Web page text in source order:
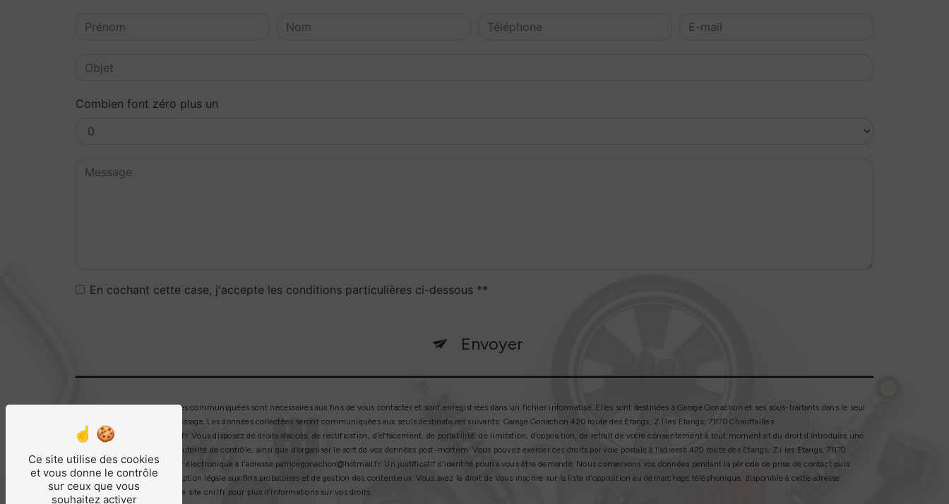
Combien font zéro plus un
En cochant cette case, j'accepte les conditions particulières ci-dessous **
Envoyer
** Les données personnelles communiquées sont nécessaires aux fins de vous contacter et sont enregistrées dans un fichier informatisé. Elles sont destinées à Garage Gonachon et ses sous-traitants dans le seul
but de répondre à votre message. Les données collectées seront communiquées aux seuls destinataires suivants: Garage Gonachon 420 route des Etangs, Z.I les Etangs, 71170 Chauffailles
patricegonachon@hotmail.fr. Vous disposez de droits d’accès, de rectification, d’effacement, de portabilité, de limitation, d’opposition, de retrait de votre consentement à tout moment et du droit d’introduire une
réclamation auprès d’une autorité de contrôle, ainsi que d’organiser le sort de vos données post-mortem. Vous pouvez exercer ces droits par voie postale à l'adresse 420 route des Etangs, Z.I les Etangs, 71170
Chauffailles ou par courrier électronique à l'adresse patricegonachon@hotmail.fr. Un justificatif d'identité pourra vous être demandé. Nous conservons vos données pendant la période de prise de contact puis
pendant la durée de prescription légale aux fins probatoires et de gestion des contentieux. Vous avez le droit de vous inscrire sur la liste d'opposition au démarchage téléphonique, disponible à cette adresse:
Bloctel.gouv.fr. Consultez le site cnil.fr pour plus d’informations sur vos droits.
Ce site utilise des cookies
et vous donne le contrôle
sur ceux que vous
souhaitez activer